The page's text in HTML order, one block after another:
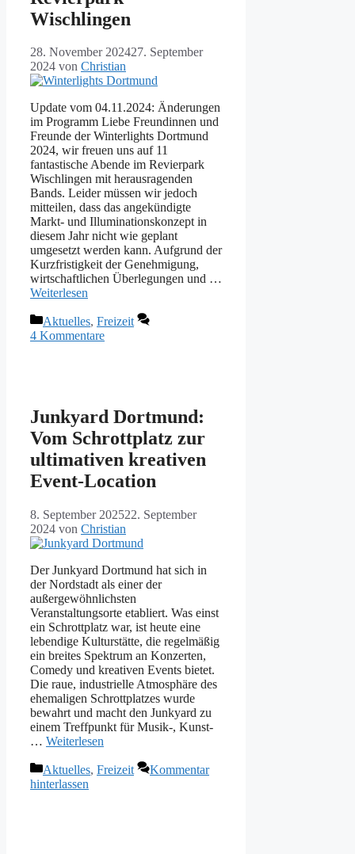
Wischlingen
28. November 202427. September
2024 von Christian
Update vom 04.11.2024: Änderungen
im Programm Liebe Freundinnen und
Freunde der Winterlights Dortmund
2024, wir freuen uns auf 11
fantastische Abende im Revierpark
Wischlingen mit herausragenden
Bands. Leider müssen wir jedoch
mitteilen, dass das angekündigte
Markt- und Illuminationskonzept in
diesem Jahr nicht wie geplant
umgesetzt werden kann. Aufgrund der
Kurzfristigkeit der Genehmigung,
wirtschaftlichen Überlegungen und …
Weiterlesen
Kategorien
Aktuelles, Freizeit
4 Kommentare
Junkyard Dortmund:
Vom Schrottplatz zur
ultimativen kreativen
Event-Location
8. September 202522. September
2024 von Christian
Der Junkyard Dortmund hat sich in
der Nordstadt als einer der
außergewöhnlichsten
Veranstaltungsorte etabliert. Was einst
ein Schrottplatz war, ist heute eine
lebendige Kulturstätte, die regelmäßig
ein breites Spektrum an Konzerten,
Comedy und kreativen Events bietet.
Die raue, industrielle Atmosphäre des
ehemaligen Schrottplatzes wurde
bewahrt und macht den Junkyard zu
einem Treffpunkt für Musik-, Kunst-
… Weiterlesen
Kategorien
Aktuelles, Freizeit
Kommentar
hinterlassen